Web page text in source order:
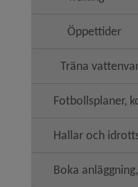
Öppettider
Träna
Fotbollsplaner,
Hallar och
Boka